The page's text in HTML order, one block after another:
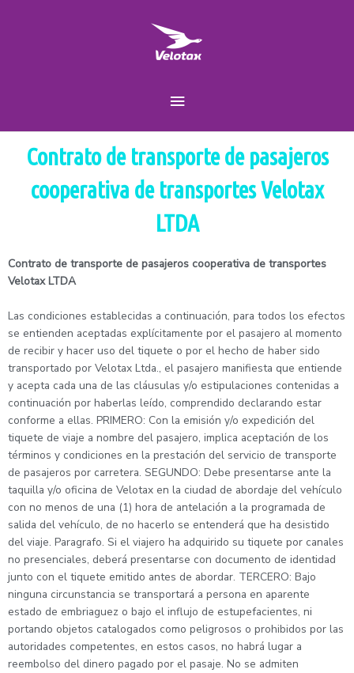
Menú
principal
Contrato de transporte de pasajeros
cooperativa de transportes Velotax
LTDA
Contrato de transporte de pasajeros cooperativa de transportes
Velotax LTDA
Las condiciones establecidas a continuación, para todos los efectos
se entienden aceptadas explícitamente por el pasajero al momento
de recibir y hacer uso del tiquete o por el hecho de haber sido
transportado por Velotax Ltda., el pasajero manifiesta que entiende
y acepta cada una de las cláusulas y/o estipulaciones contenidas a
continuación por haberlas leído, comprendido declarando estar
conforme a ellas. PRIMERO: Con la emisión y/o expedición del
tiquete de viaje a nombre del pasajero, implica aceptación de los
términos y condiciones en la prestación del servicio de transporte
de pasajeros por carretera. SEGUNDO: Debe presentarse ante la
taquilla y/o oficina de Velotax en la ciudad de abordaje del vehículo
con no menos de una (1) hora de antelación a la programada de
salida del vehículo, de no hacerlo se entenderá que ha desistido
del viaje. Paragrafo. Si el viajero ha adquirido su tiquete por canales
no presenciales, deberá presentarse con documento de identidad
junto con el tiquete emitido antes de abordar. TERCERO: Bajo
ninguna circunstancia se transportará a persona en aparente
estado de embriaguez o bajo el influjo de estupefacientes, ni
portando objetos catalogados como peligrosos o prohibidos por las
autoridades competentes, en estos casos, no habrá lugar a
reembolso del dinero pagado por el pasaje. No se admiten